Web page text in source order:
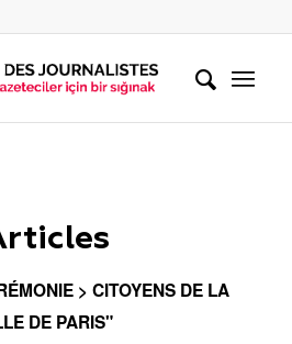
> CITOYENS DE LA
DE PARIS"